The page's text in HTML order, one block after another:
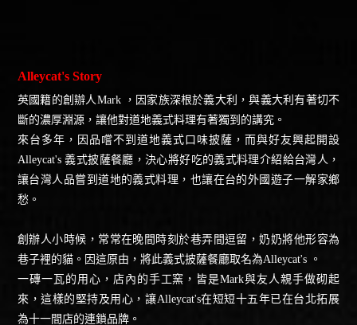
Alleycat's Story
英國籍的創辦人Mark ，因家族深根於義大利，與義大利有著切不
斷的濃厚淵源，讓他對道地義式料理有著獨到的講究。
來台多年，因品嚐不到道地義式口味披薩，而與好友興起開設
Alleycat's 義式披薩餐廳，決心將好吃的義式料理介紹給台灣人，
讓台灣人品嘗到道地的義式料理，也讓在台的外國遊子一解家鄉
愁。
創辦人小時候，常常在晚間時刻於巷弄間逗留，奶奶將他形容為
巷子裡的貓。因這原由，將此義式披薩餐廳取名為Alleycat's 。
一磚一瓦的用心，店內的手工窯，皆是Mark與友人親手做砌起
來，這樣的堅持及用心，讓Alleycat's在短短十五年已在台北拓展
為十一間店的連鎖品牌。